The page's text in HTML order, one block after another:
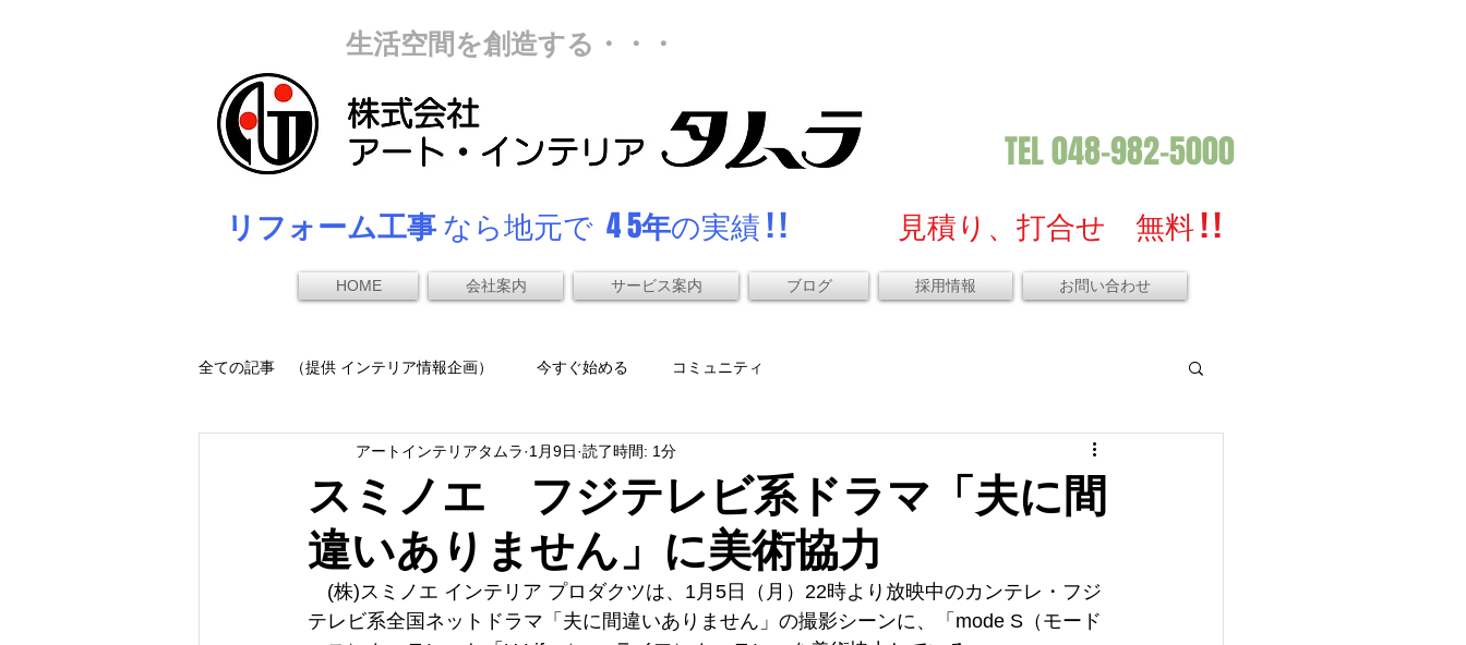
生活空間を創造する・・・
TEL 048-982-5000
リフォーム工事なら地元で 4 5年の実績 ! ! 見積り、打合せ 無料 ! !
HOME 会社案内 サービス案内 ブログ 採用情報 お問い合わせ
全ての記事 （提供 インテリア情報企画） 今すぐ始める コミュニティ
スミノエ フジテレビ系ドラマ「夫に間
違いありません」に美術協力
アートインテリアタムラ 1月9日 読了時間: 1分
(株)スミノエ インテリア プロダクツは、1月5日（月）22時より放映中のカンテレ・フジ
テレビ系全国ネットドラマ「夫に間違いありません」の撮影シーンに、「mode S（モード